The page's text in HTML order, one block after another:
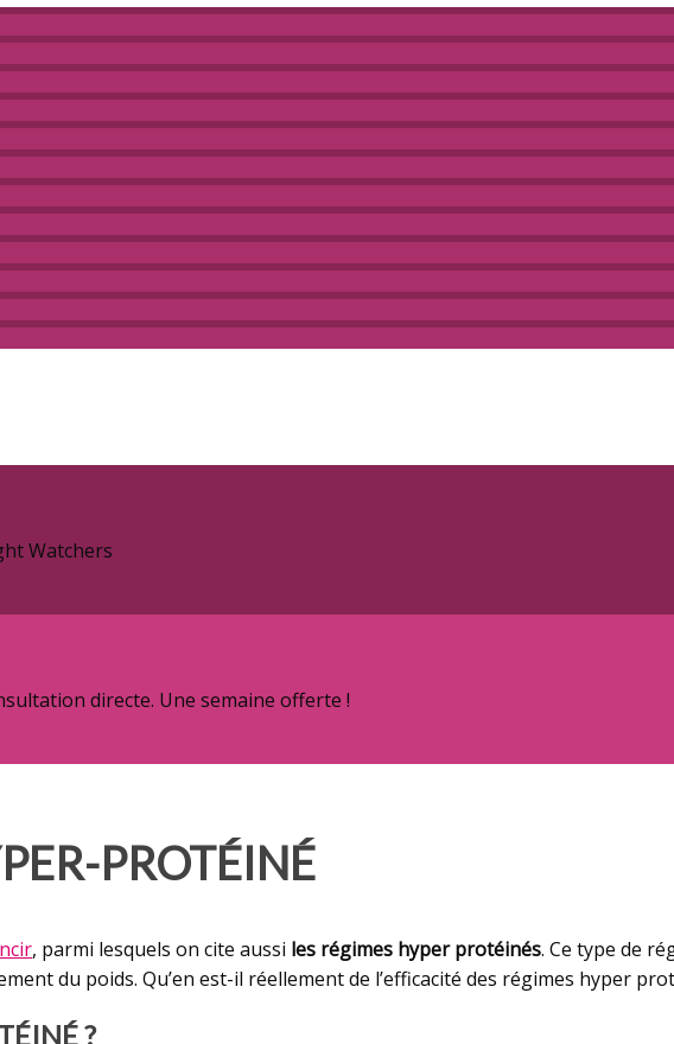
Watchers
directe. Une semaine offerte !
PROTÉINÉ
, parmi lesquels on cite aussi les régimes hyper protéinés. Ce type de
du poids. Qu’en est-il réellement de l’efficacité des régimes hyper
?